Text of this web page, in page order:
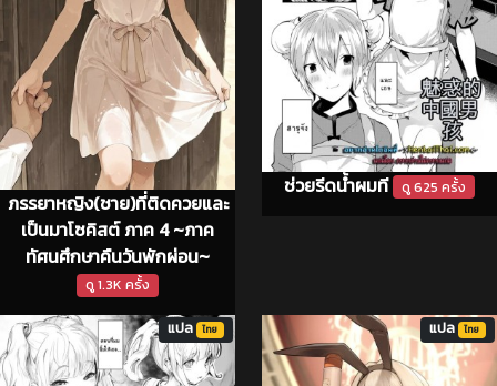
ภรรยาหญิง(ชาย)ที่ติดควยและ
เป็นมาโซคิสต์ ภาค 4 ~ภาค
ทัศนศึกษาคืนวันพักผ่อน~
ดู 1.3K ครั้ง
ช่วยรีดน้ำผมที ดู 625 ครั้ง
แปล ไทย แปล ไทย